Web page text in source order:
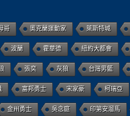
哥 奧克蘭運動家 萊斯特城
波蘭 霍華德 紐約大都會
張奕 灰狼 台灣男籃
富邦勇士 宋家豪 柯瑞亞
金州勇士 吳念庭 印第安溜馬